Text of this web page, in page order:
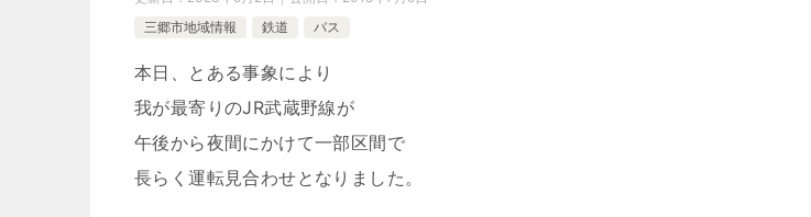
三郷市地域情報
鉄道 バス
本日、とある事象により
我が最寄りのJR武蔵野線が
午後から夜間にかけて一部区間で
長らく運転見合わせとなりました。